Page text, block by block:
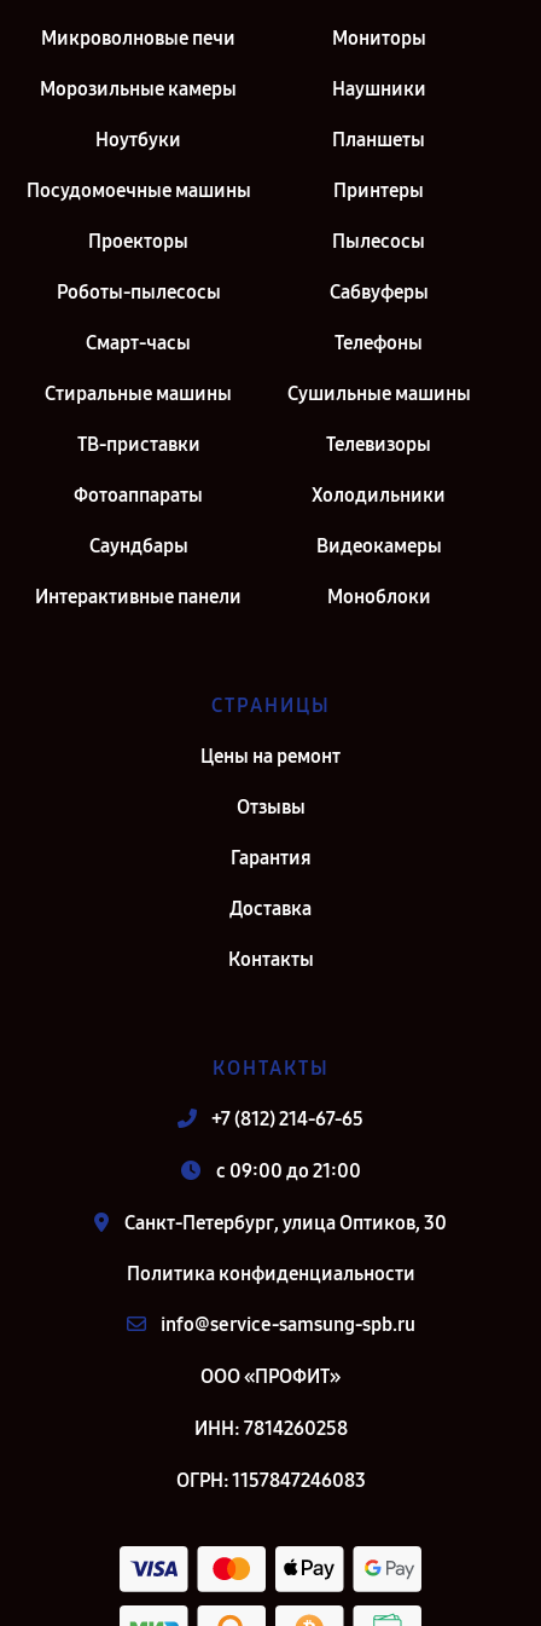
Микроволновые печи Мониторы
Морозильные камеры Наушники
Ноутбуки Планшеты
Посудомоечные машины Принтеры
Проекторы Пылесосы
Роботы-пылесосы Сабвуферы
Смарт-часы Телефоны
Стиральные машины Сушильные машины
ТВ-приставки Телевизоры
Фотоаппараты Холодильники
Саундбары Видеокамеры
Интерактивные панели Моноблоки
СТРАНИЦЫ
Цены на ремонт
Отзывы
Гарантия
Доставка
Контакты
КОНТАКТЫ
+7 (812) 214-67-65
c 09:00 до 21:00
Санкт-Петербург, улица Оптиков, 30
Политика конфиденциальности
info@service-samsung-spb.ru
ООО «ПРОФИТ»
ИНН: 7814260258
ОГРН: 1157847246083